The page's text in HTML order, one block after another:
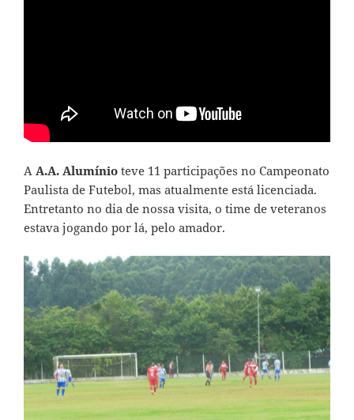
A A.A. Alumínio teve 11 participações no Campeonato
Paulista de Futebol, mas atualmente está licenciada.
Entretanto no dia de nossa visita, o time de veteranos
estava jogando por lá, pelo amador.